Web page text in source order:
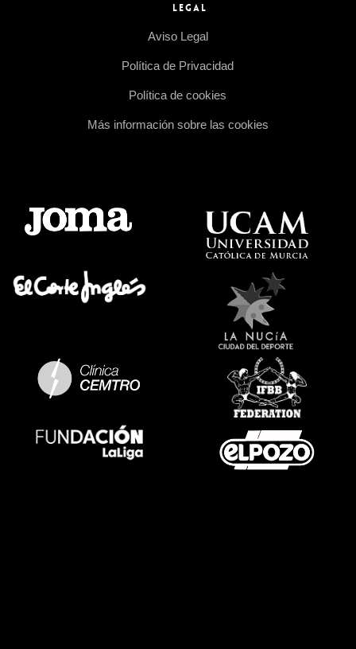
LEGAL
Aviso Legal
Política de Privacidad
Política de cookies
Más información sobre las cookies